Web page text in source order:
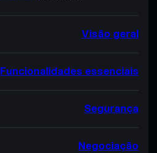
Visão geral
Funcionalidades essenciais
Segurança
Negociação